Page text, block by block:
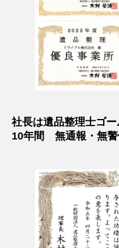
社長は遺品整理士ゴ
10年間 無通報・無警